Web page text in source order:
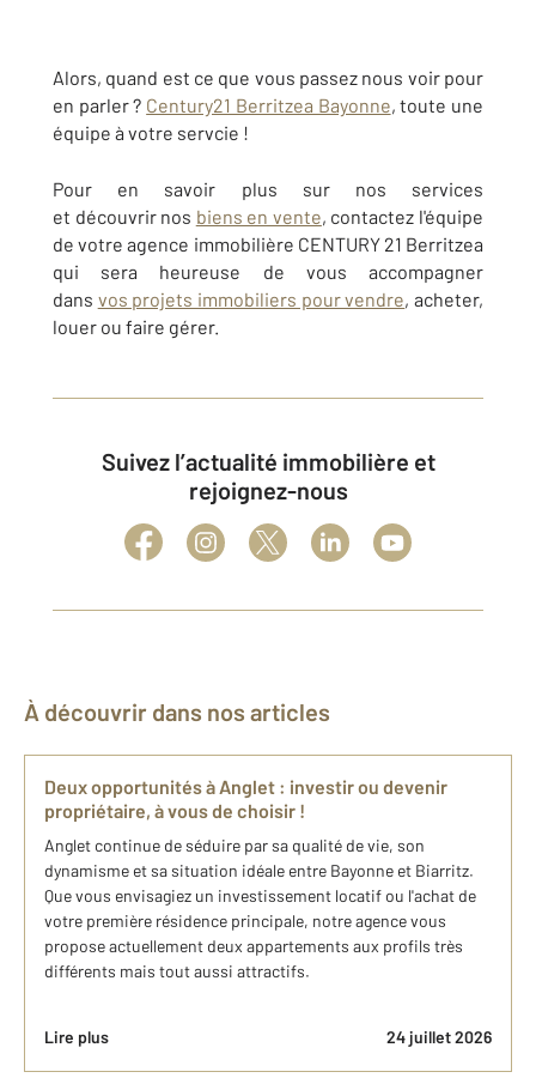
Alors, quand est ce que vous passez nous voir pour
en parler ? Century21 Berritzea Bayonne, toute une
équipe à votre servcie !
Pour en savoir plus sur nos services
et découvrir nos biens en vente, contactez l'équipe
de votre agence immobilière CENTURY 21 Berritzea
qui sera heureuse de vous accompagner
dans vos projets immobiliers pour vendre, acheter,
louer ou faire gérer.
Suivez l’actualité immobilière et
rejoignez-nous
À découvrir dans nos articles
Deux opportunités à Anglet : investir ou devenir
propriétaire, à vous de choisir !
Anglet continue de séduire par sa qualité de vie, son
dynamisme et sa situation idéale entre Bayonne et Biarritz.
Que vous envisagiez un investissement locatif ou l'achat de
votre première résidence principale, notre agence vous
propose actuellement deux appartements aux profils très
différents mais tout aussi attractifs.
Lire plus 24 juillet 2026